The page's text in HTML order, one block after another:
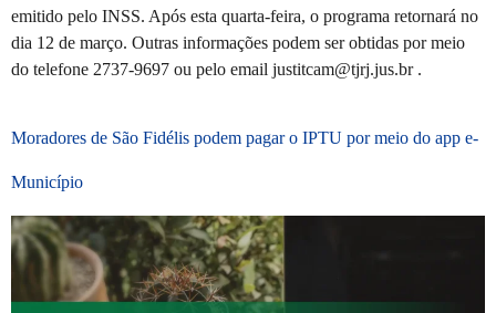
emitido pelo INSS. Após esta quarta-feira, o programa retornará no
dia 12 de março. Outras informações podem ser obtidas por meio
do telefone 2737-9697 ou pelo email justitcam@tjrj.jus.br .
Moradores de São Fidélis podem pagar o IPTU por meio do app e-
Município